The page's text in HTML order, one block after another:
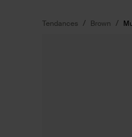
Tendances Brown